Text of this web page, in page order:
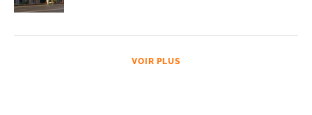
VOIR PLUS